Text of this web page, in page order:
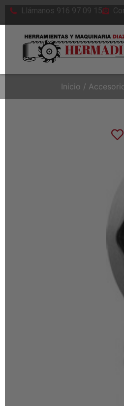
Llámanos 916 97 09 15
Inicio /